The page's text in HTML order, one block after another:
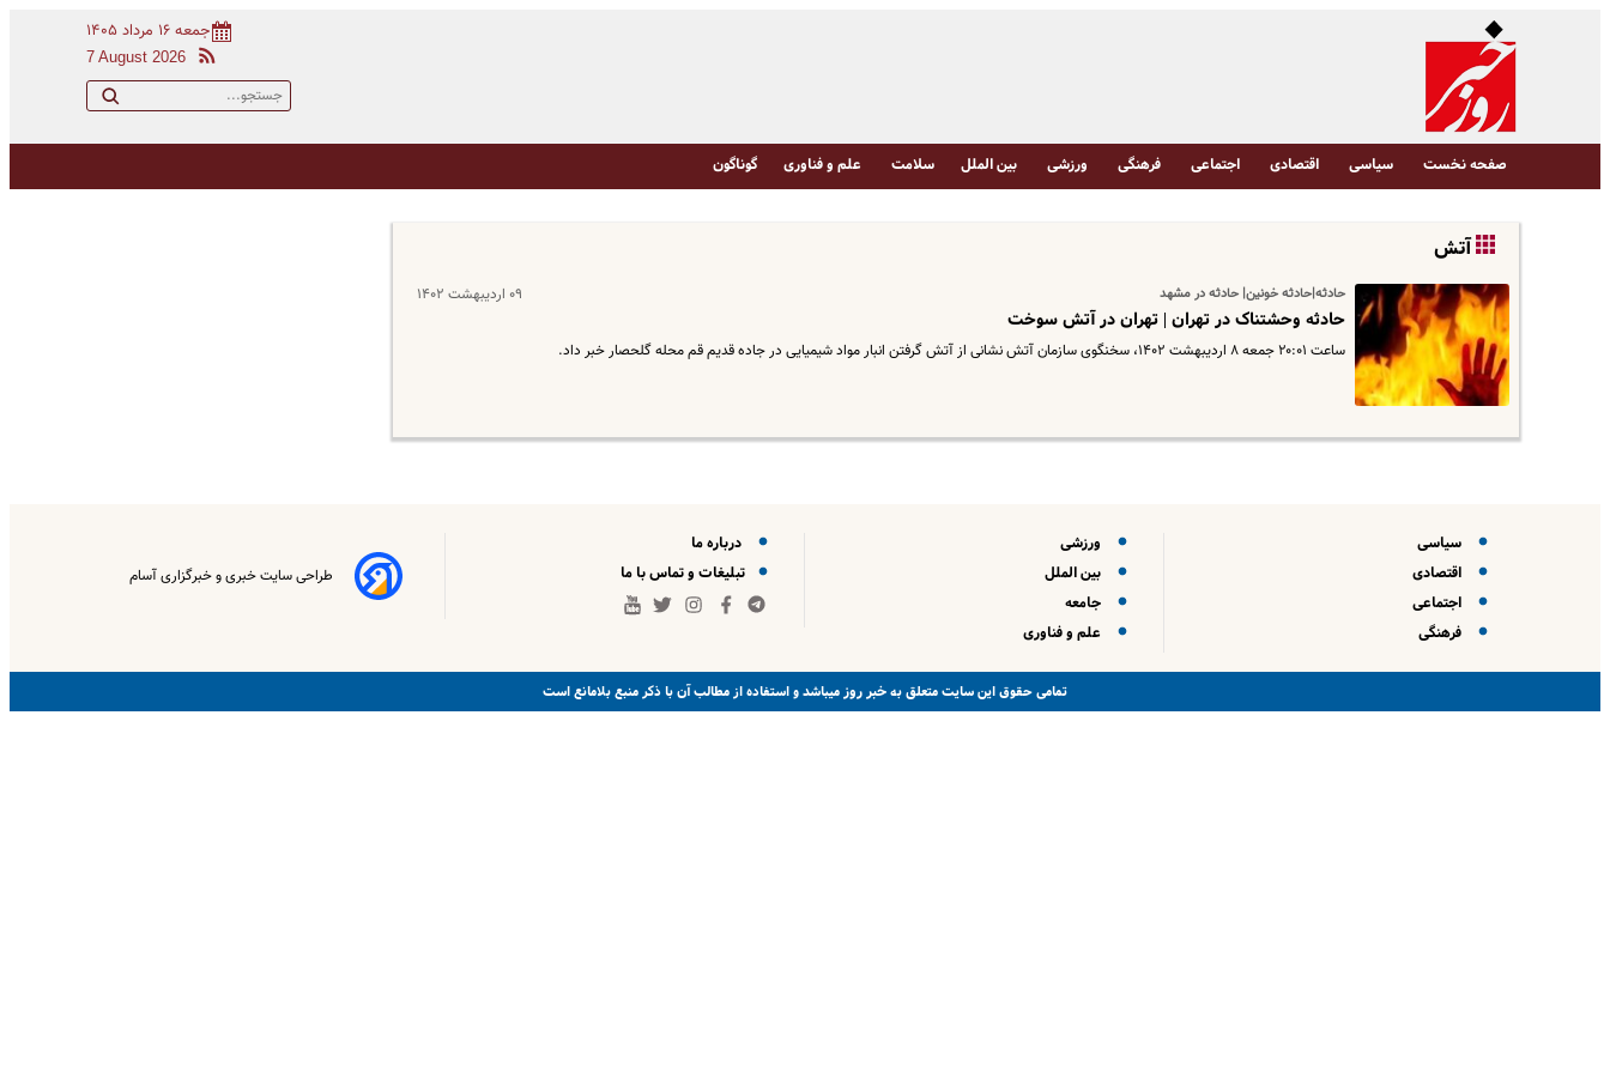
جمعه ۱۶ مرداد ۱۴۰۵
7 August 2026
صفحه نخست سیاسی اقتصادی اجتماعی فرهنگی ورزشی بین الملل سلامت علم و فناوری گوناگون
آتش
حادثه|حادثه خونین| حادثه در مشهد ۰۹ اردیبهشت ۱۴۰۲
حادثه وحشتناک در تهران | تهران در آتش سوخت
ساعت ۲۰:۰۱ جمعه ۸ اردیبهشت ۱۴۰۲، سخنگوی سازمان آتش نشانی از آتش گرفتن انبار مواد شیمیایی در جاده قدیم قم محله گلحصار خبر داد.
سیاسی
اقتصادی
اجتماعی
فرهنگی
ورزشی
بین الملل
جامعه
علم و فناوری
درباره ما
تبلیغات و تماس با ما
طراحی سایت خبری و خبرگزاری آسام
تمامی حقوق این سایت متعلق بهخبر روزمیباشد و استفاده از مطالب آن با ذکر منبع بلامانع است